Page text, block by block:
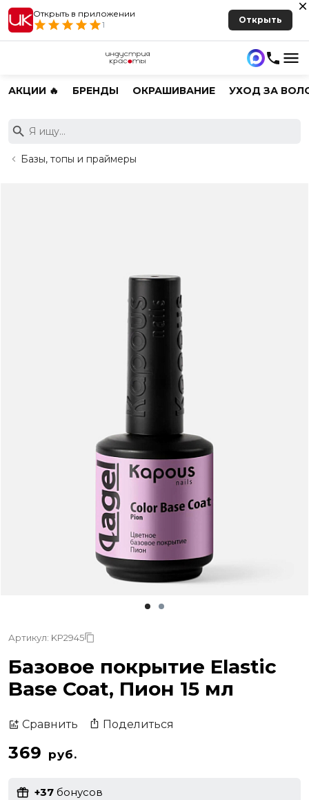
Открыть в приложении
1
Открыть
АКЦИИ 🔥 БРЕНДЫ ОКРАШИВАНИЕ УХОД ЗА
Базы, топы и праймеры
Артикул: KP2945
Базовое покрытие Elastic
Base Coat, Пион 15 мл
Сравнить Поделиться
369 руб.
+37 бонусов